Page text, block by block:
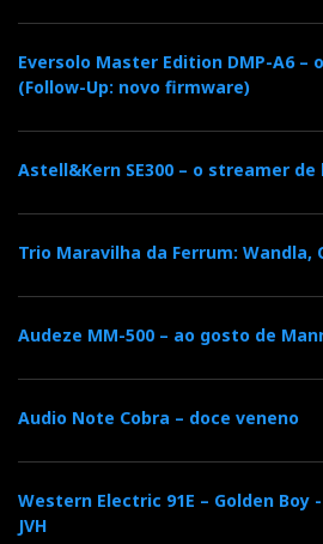
Eversolo Master Edition DMP-A6 –
(Follow-Up: novo firmware)
Astell&Kern SE300 – o streamer de
Trio Maravilha da Ferrum: Wandla,
Audeze MM-500 – ao gosto de
Audio Note Cobra – doce veneno
Western Electric 91E – Golden Boy
JVH